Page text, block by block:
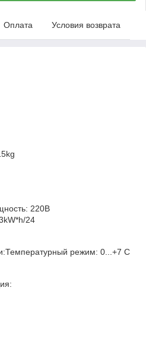
Оплата Условия возврата
220В
24
режим: 0...+7 C